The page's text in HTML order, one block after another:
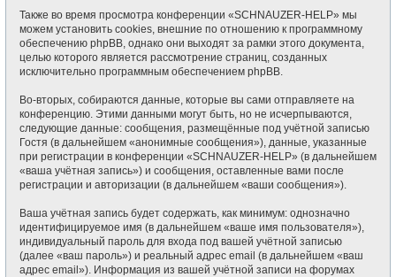
Также во время просмотра конференции «SCHNAUZER-HELP» мы
можем установить cookies, внешние по отношению к программному
обеспечению phpBB, однако они выходят за рамки этого документа,
целью которого является рассмотрение страниц, созданных
исключительно программным обеспечением phpBB.
Во-вторых, собираются данные, которые вы сами отправляете на
конференцию. Этими данными могут быть, но не исчерпываются,
следующие данные: сообщения, размещённые под учётной записью
Гостя (в дальнейшем «анонимные сообщения»), данные, указанные
при регистрации в конференции «SCHNAUZER-HELP» (в дальнейшем
«ваша учётная запись») и сообщения, оставленные вами после
регистрации и авторизации (в дальнейшем «ваши сообщения»).
Ваша учётная запись будет содержать, как минимум: однозначно
идентифицируемое имя (в дальнейшем «ваше имя пользователя»),
индивидуальный пароль для входа под вашей учётной записью
(далее «ваш пароль») и реальный адрес email (в дальнейшем «ваш
адрес email»). Информация из вашей учётной записи на форумах